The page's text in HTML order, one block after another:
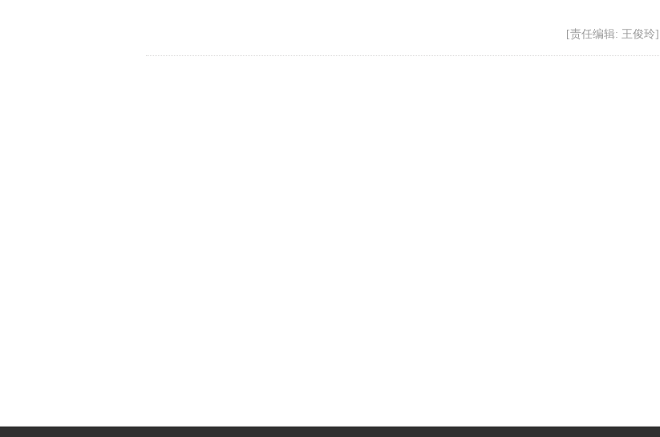
[责任编辑: 王俊玲]